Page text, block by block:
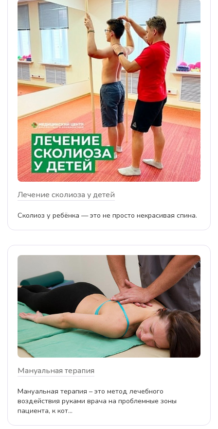
Лечение сколиоза у детей
Сколиоз у ребёнка — это не просто некрасивая спина.
Мануальная терапия
Мануальная терапия – это метод лечебного
воздействия руками врача на проблемные зоны
пациента, к кот...